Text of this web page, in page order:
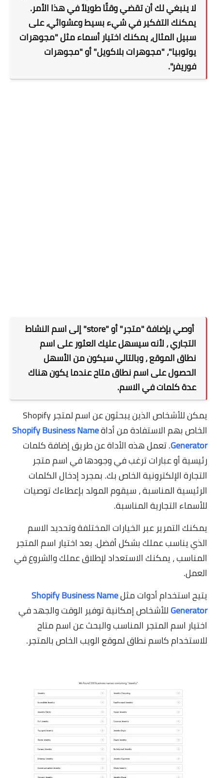
لا ينبغي لك أن تقضي وقتًا طويلاً في هذا الأمر.
يمكنك التفكير في شيء بسيط وعشوائي، على
سبيل المثال، يمكنك اختيار أسماء مثل "مجوهرات
يوتوبيا"، "مجوهرات بلاكويل" أو "مجوهرات
فوريفر".
أوصي بإضافة "متجر" أو "store" إلى اسم النشاط
التجاري ، لأنه سيسهل عليك العثور على اسم
نطاق الموقع ، وبالتالي سيكون من الأسهل
الحصول على اسم نطاق متاح عندما يكون هناك
عدة كلمات في الاسم.
يمكن للأشخاص الذين يبحثون عن اسم لمتجر Shopify
الخاص بهم الاستفادة من أداةShopify Business Name
Generator. تعمل هذه الأداة عن طريق إضافة كلمات
رئيسية أو عبارات ترغب في وجودها في اسم متجر
التجارة الإلكترونية الخاص بك. بمجرد إدخال الكلمات
الرئيسية المناسبة ، سيقوم المولد بإعطاءك توصيات
للأسماء التجارية المناسبة.
يمكنك التمرير عبر الخيارات المختلفة وتحديد الاسم
الذي يناسب عملك بشكل أفضل. بعد اختيار اسم المتجر
المناسب ، يمكنك الاستعداد لإطلاق عملك والشروع في
العمل.
يتيح استخدام أدوات مثلShopify Business Name
Generatorللأشخاص إمكانية توفير الوقت والجهد في
اختيار اسم المتجر المناسب والبحث عن اسم متاح
للاستخدام كاسم نطاق لموقع الويب الخاص بالمتجر.